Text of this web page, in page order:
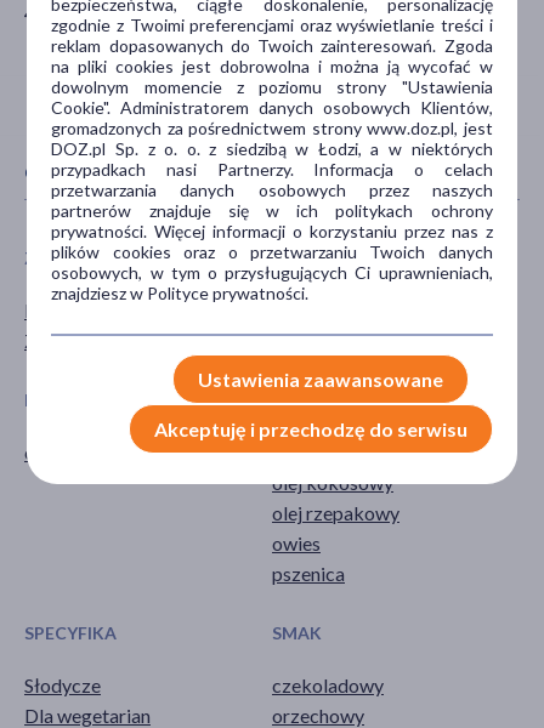
45-315 Opole
CECHY PRODUKTU
ZALECENIA ŻYWIENIOWE
Bez dodatku cukru
Z substancją słodzącą
TYP PRODUKTU
POSTAĆ
ciastko
GŁÓWNY SKŁADNIK
kakao
olej kokosowy
olej rzepakowy
owies
pszenica
SPECYFIKA
Słodycze
Dla wegetarian
SMAK
czekoladowy
orzechowy
bezpieczeństwa, ciągłe doskonalenie, personalizację
zgodnie z Twoimi preferencjami oraz wyświetlanie treści i
reklam dopasowanych do Twoich zainteresowań. Zgoda
na pliki cookies jest dobrowolna i można ją wycofać w
dowolnym momencie z poziomu strony "Ustawienia
Cookie". Administratorem danych osobowych Klientów,
gromadzonych za pośrednictwem strony www.doz.pl, jest
DOZ.pl Sp. z o. o. z siedzibą w Łodzi, a w niektórych
przypadkach nasi Partnerzy. Informacja o celach
przetwarzania danych osobowych przez naszych
partnerów znajduje się w ich politykach ochrony
prywatności. Więcej informacji o korzystaniu przez nas z
plików cookies oraz o przetwarzaniu Twoich danych
osobowych, w tym o przysługujących Ci uprawnieniach,
znajdziesz w Polityce prywatności.
Ustawienia zaawansowane
Akceptuję i przechodzę do serwisu